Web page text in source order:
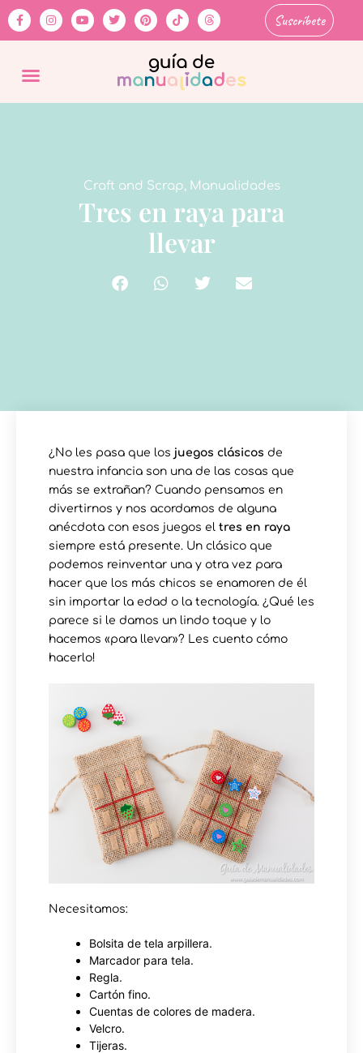
Suscríbete
Craft and Scrap, Manualidades
Tres en raya para
llevar
¿No les pasa que los juegos clásicos de
nuestra infancia son una de las cosas que
más se extrañan? Cuando pensamos en
divertirnos y nos acordamos de alguna
anécdota con esos juegos el tres en raya
siempre está presente. Un clásico que
podemos reinventar una y otra vez para
hacer que los más chicos se enamoren de él
sin importar la edad o la tecnología. ¿Qué les
parece si le damos un lindo toque y lo
hacemos «para llevar»? Les cuento cómo
hacerlo!
Necesitamos:
Bolsita de tela arpillera.
Marcador para tela.
Regla.
Cartón fino.
Cuentas de colores de madera.
Velcro.
Tijeras.